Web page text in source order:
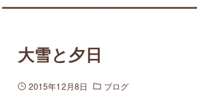
大雪と夕日
2015年12月8日 ブログ